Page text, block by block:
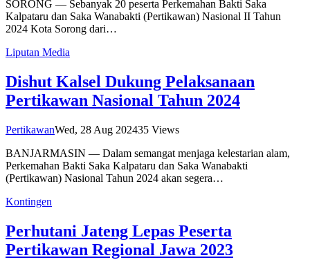
SORONG — Sebanyak 20 peserta Perkemahan Bakti Saka
Kalpataru dan Saka Wanabakti (Pertikawan) Nasional II Tahun
2024 Kota Sorong dari…
Liputan Media
Dishut Kalsel Dukung Pelaksanaan
Pertikawan Nasional Tahun 2024
PertikawanWed, 28 Aug 202435 Views
BANJARMASIN — Dalam semangat menjaga kelestarian alam,
Perkemahan Bakti Saka Kalpataru dan Saka Wanabakti
(Pertikawan) Nasional Tahun 2024 akan segera…
Kontingen
Perhutani Jateng Lepas Peserta
Pertikawan Regional Jawa 2023